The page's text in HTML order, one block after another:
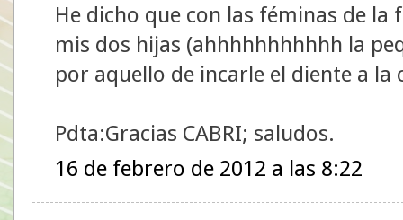
He dicho que con las féminas de
mis dos hijas (ahhhhhhhhhhh la
por aquello de incarle el diente a la
Pdta:Gracias CABRI; saludos.
16 de febrero de 2012 a las 8:22